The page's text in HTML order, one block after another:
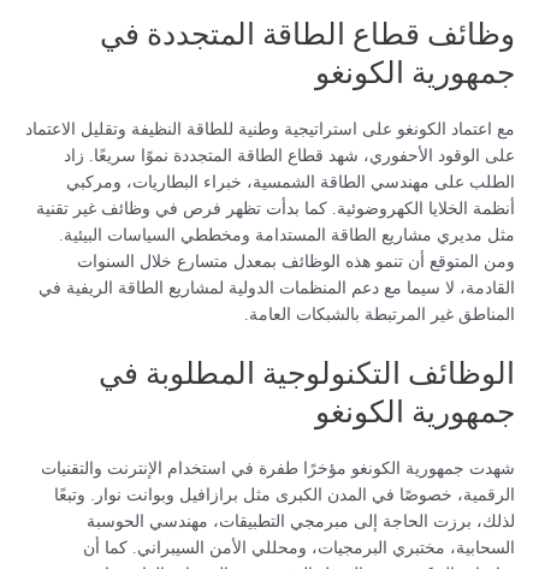
وظائف قطاع الطاقة المتجددة في
جمهورية الكونغو
مع اعتماد الكونغو على استراتيجية وطنية للطاقة النظيفة وتقليل الاعتماد
على الوقود الأحفوري، شهد قطاع الطاقة المتجددة نموًا سريعًا. زاد
الطلب على مهندسي الطاقة الشمسية، خبراء البطاريات، ومركبي
أنظمة الخلايا الكهروضوئية. كما بدأت تظهر فرص في وظائف غير تقنية
مثل مديري مشاريع الطاقة المستدامة ومخططي السياسات البيئية.
ومن المتوقع أن تنمو هذه الوظائف بمعدل متسارع خلال السنوات
القادمة، لا سيما مع دعم المنظمات الدولية لمشاريع الطاقة الريفية في
المناطق غير المرتبطة بالشبكات العامة.
الوظائف التكنولوجية المطلوبة في
جمهورية الكونغو
شهدت جمهورية الكونغو مؤخرًا طفرة في استخدام الإنترنت والتقنيات
الرقمية، خصوصًا في المدن الكبرى مثل برازافيل وبوانت نوار. وتبعًا
لذلك، برزت الحاجة إلى مبرمجي التطبيقات، مهندسي الحوسبة
السحابية، مختبري البرمجيات، ومحللي الأمن السيبراني. كما أن